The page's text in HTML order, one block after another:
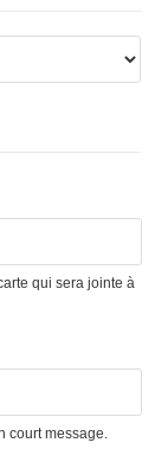
qui sera jointe à
court message.